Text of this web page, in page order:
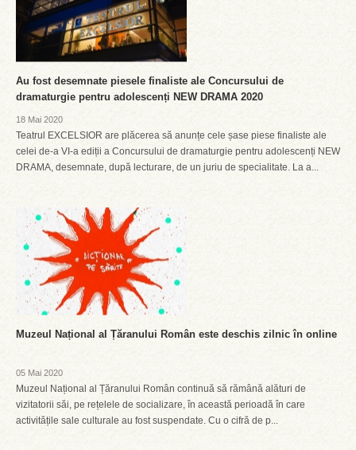
Au fost desemnate piesele finaliste ale Concursului de
dramaturgie pentru adolescenți NEW DRAMA 2020
18 Mai 2020
Teatrul EXCELSIOR are plăcerea să anunțe cele șase piese finaliste ale
celei de-a VI-a ediții a Concursului de dramaturgie pentru adolescenți NEW
DRAMA, desemnate, după lecturare, de un juriu de specialitate. La a...
Muzeul Național al Țăranului Român este deschis zilnic în online
05 Mai 2020
Muzeul Național al Țăranului Român continuă să rămână alături de
vizitatorii săi, pe rețelele de socializare, în această perioadă în care
activitățile sale culturale au fost suspendate. Cu o cifră de p...